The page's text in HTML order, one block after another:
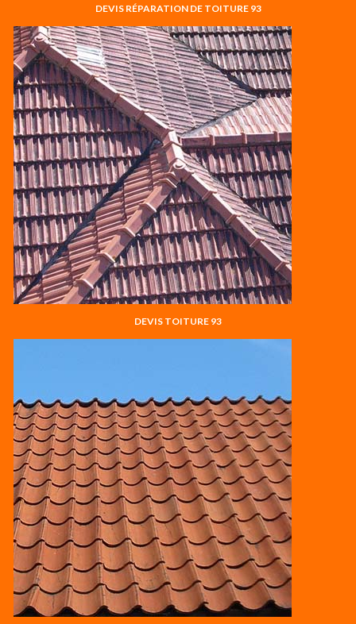
DEVIS RÉPARATION DE TOITURE 93
DEVIS TOITURE 93